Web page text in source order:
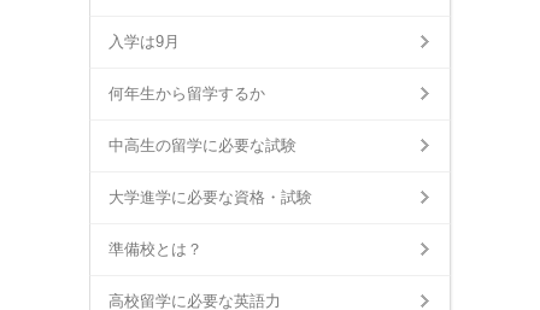
入学は9月
何年生から留学するか
中高生の留学に必要な試験
大学進学に必要な資格・試験
準備校とは？
高校留学に必要な英語力